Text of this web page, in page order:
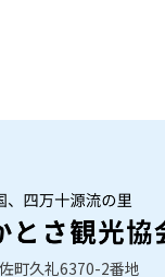
町久礼6370-2番地